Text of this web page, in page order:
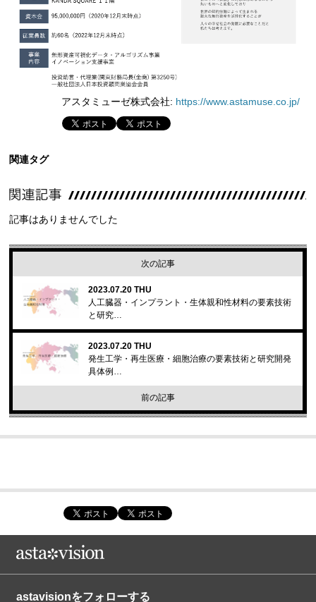
アスタミューゼ株式会社: https://www.astamuse.co.jp/
関連タグ
記事はありませんでした
次の記事
2023.07.20 THU
人工臓器・インプラント・生体親和性材料の要素技術
と研究…
2023.07.20 THU
発生工学・再生医療・細胞治療の要素技術と研究開発
具体例…
前の記事
astavisionをフォローする